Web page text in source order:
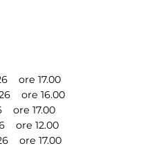
ore 17.00
ore 16.00
ore 17.00
ore 12.00
ore 17.00